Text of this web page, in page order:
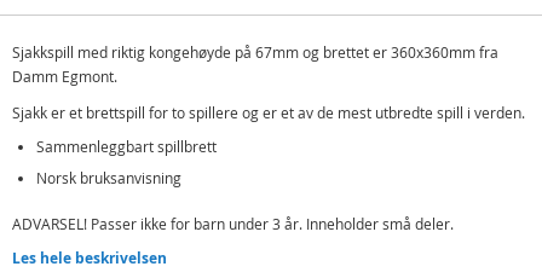
Sjakkspill med riktig kongehøyde på 67mm og brettet er 360x360mm fra
Damm Egmont.
Sjakk er et brettspill for to spillere og er et av de mest utbredte spill i verden.
Sammenleggbart spillbrett
Norsk bruksanvisning
ADVARSEL! Passer ikke for barn under 3 år. Inneholder små deler.
Les hele beskrivelsen